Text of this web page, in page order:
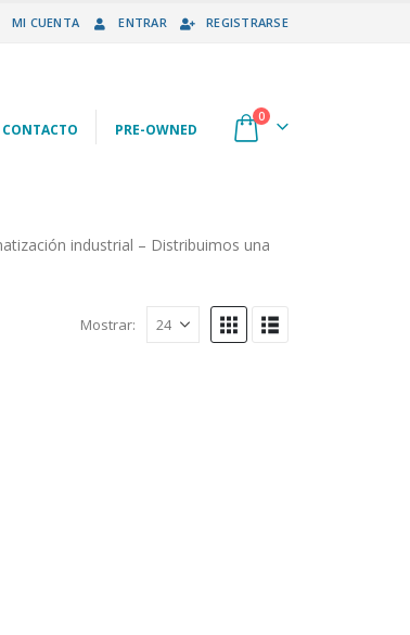
MI CUENTA ENTRAR REGISTRARSE
CONTACTO PRE-OWNED
0
industrial – Distribuimos una
Mostrar: